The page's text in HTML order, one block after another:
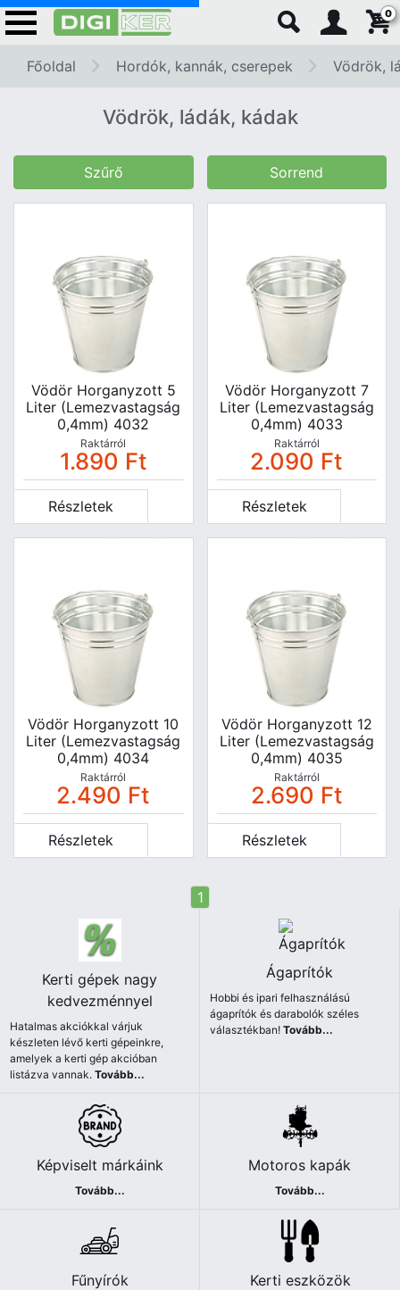
0
Főoldal Hordók, kannák, cserepek Vödrök,
Vödrök, ládák, kádak
Szűrő Sorrend
Vödör Horganyzott 5
Liter (lemezvastagság
0,4mm) 4032
Raktárról
1.890 Ft
Részletek
Vödör Horganyzott 7
Liter (lemezvastagság
0,4mm) 4033
Raktárról
2.090 Ft
Részletek
Vödör Horganyzott 10
Liter (lemezvastagság
0,4mm) 4034
Raktárról
2.490 Ft
Részletek
Vödör Horganyzott 12
Liter (lemezvastagság
0,4mm) 4035
Raktárról
2.690 Ft
Részletek
1
Kerti gépek nagy
kedvezménnyel
Hatalmas akciókkal várjuk
készleten lévő kerti gépeinkre,
amelyek a kerti gép akcióban
listázva vannak.Tovább...
Ágaprítók
Hobbi és ipari felhasználású
ágaprítók és darabolók széles
választékban!Tovább...
Képviselt márkáink
Tovább...
Motoros kapák
Tovább...
Fűnyírók Kerti eszközök